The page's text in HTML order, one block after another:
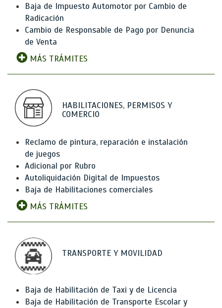
Baja de Impuesto Automotor por Cambio de
Radicación
Cambio de Responsable de Pago por Denuncia
de Venta
MÁS TRÁMITES
HABILITACIONES, PERMISOS Y
COMERCIO
Reclamo de pintura, reparación e instalación
de juegos
Adicional por Rubro
Autoliquidación Digital de Impuestos
Baja de Habilitaciones comerciales
MÁS TRÁMITES
TRANSPORTE Y MOVILIDAD
Baja de Habilitación de Taxi y de Licencia
Baja de Habilitación de Transporte Escolar y